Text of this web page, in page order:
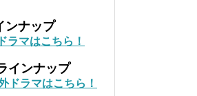
ンナップ
ラマはこちら！
インナップ
ドラマはこちら！